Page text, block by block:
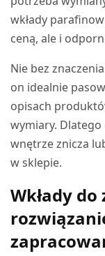
wkłady
ceną, ale i
Nie bez
on idealnie
opisach
wymiary.
wnętrze znicza
w sklepie.
Wkłady